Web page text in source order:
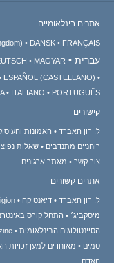
אתרים בינלאומיים
DANSK FRANÇAIS
עברית
MAGYAR
ESPAÑOL (CASTELLANO)
ITALIANO PORTUGUÊS
קישורים
ל. רון האברד האמונות
רוחניים מתנדבים
שאלות
צור קשר
מאתר ארגונים
אתרים קשורים
ל. רון האברד דיאנטיקה
מיסקביג׳
התחל קורס
הסיינטולוגים הבינלאומית
סמים
מאוחדים למען זכויות
האדם